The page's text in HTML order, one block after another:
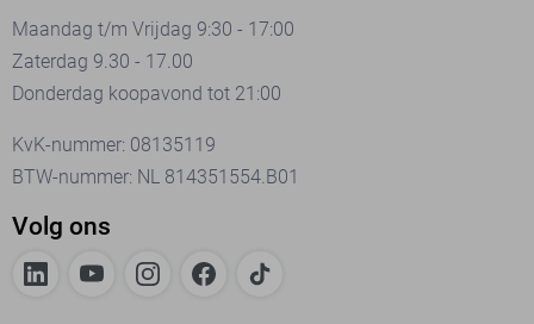
Maandag t/m Vrijdag 9:30 - 17:00
Zaterdag 9.30 - 17.00
Donderdag koopavond tot 21:00
KvK-nummer: 08135119
BTW-nummer: NL 814351554.B01
Volg ons